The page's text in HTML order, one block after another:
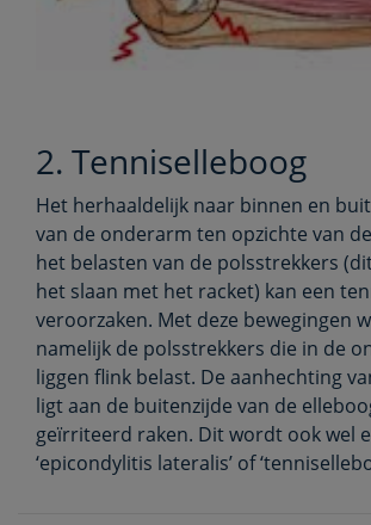
2. Tenniselleboog
Het herhaaldelijk naar binnen en
van de onderarm ten opzichte van
het belasten van de polsstrekkers
het slaan met het racket) kan een
veroorzaken. Met deze bewegingen
namelijk de polsstrekkers die in de
liggen flink belast. De aanhechting
ligt aan de buitenzijde van de
geïrriteerd raken. Dit wordt ook wel
‘epicondylitis lateralis’ of